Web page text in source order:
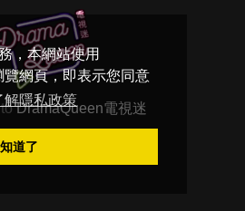
，本網站使用
網頁，即表示您同意
解隱私政策
道了
toDramaQueen電視迷